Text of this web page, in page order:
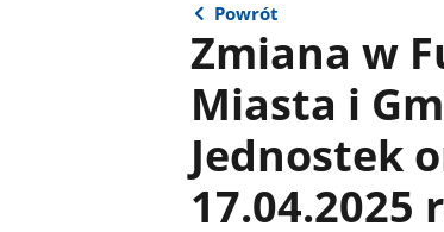
Powrót
Zmiana w
Miasta i
Jednostek
17.04.2025